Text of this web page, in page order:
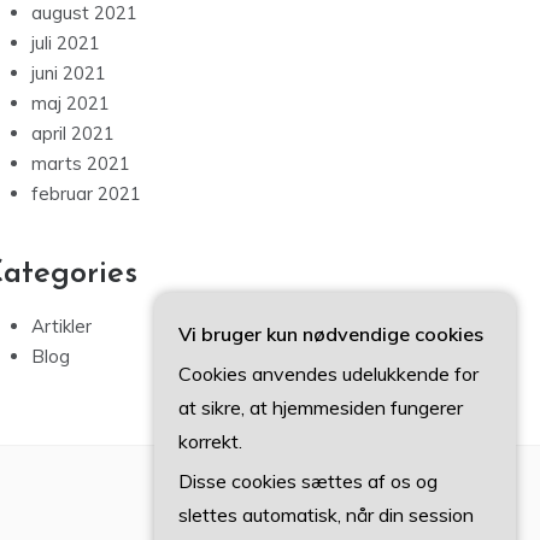
august 2021
juli 2021
juni 2021
maj 2021
april 2021
marts 2021
februar 2021
Artikler
Blog
Vi bruger kun nødvendige cookies
Cookies anvendes udelukkende for
at sikre, at hjemmesiden fungerer
korrekt.
Disse cookies sættes af os og
slettes automatisk, når din session